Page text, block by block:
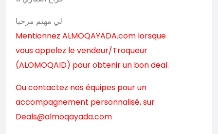
لي مهتم مرحبا
Mentionnez ALMOQAYADA.com lorsque
vous appelez le vendeur/Troqueur
(ALOMOQAID) pour obtenir un bon deal.
Ou contactez nos équipes pour un
accompagnement personnalisé, sur
Deals@almoqayada.com